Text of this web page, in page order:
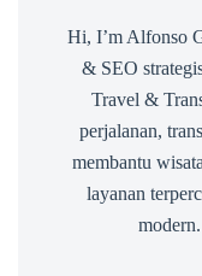
Hi, I’m Alfonso
& SEO
Travel &
perjalanan,
membantu
layanan